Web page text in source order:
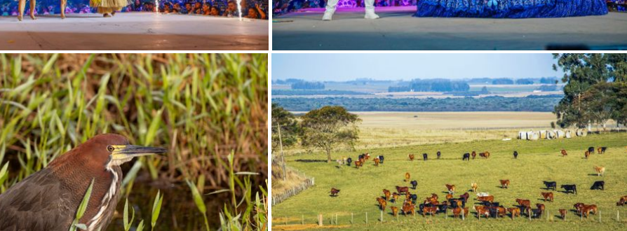
FINALIZAR
Já tem uma conta?
ENTRAR
SALVAR